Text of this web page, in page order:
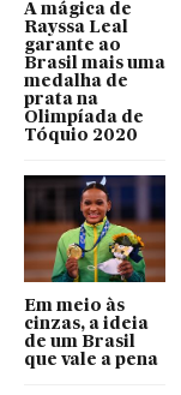
A mágica de
Rayssa Leal
garante ao
Brasil mais uma
medalha de
prata na
Olimpíada de
Tóquio 2020
Em meio às
cinzas, a ideia
de um Brasil
que vale a pena